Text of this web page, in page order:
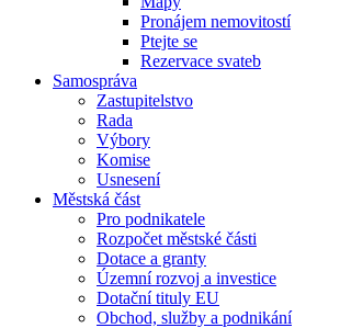
Pronájem nemovitostí
Ptejte se
Rezervace svateb
Samospráva
Zastupitelstvo
Rada
Výbory
Komise
Usnesení
Městská část
Pro podnikatele
Rozpočet městské části
Dotace a granty
Územní rozvoj a investice
Dotační tituly EU
Obchod, služby a podnikání